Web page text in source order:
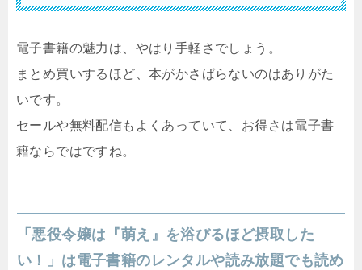
電子書籍の魅力は、やはり手軽さでしょう。
まとめ買いするほど、本がかさばらないのはありがた
いです。
セールや無料配信もよくあっていて、お得さは電子書
籍ならではですね。
「悪役令嬢は『萌え』を浴びるほど摂取した
い！」は電子書籍のレンタルや読み放題でも読め